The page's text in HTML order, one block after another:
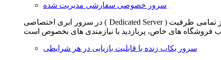
سرور خصوصی سفارشی مدیریت شده
در سرور ابری اختصاصی ( Dedicated Server ) این امکان برای مشترک فراهم می آید که از تمامی ظرفیت CPU و RAM به همراه سایر امکانات سخت افزاری به طور کامل و بدون به اشتراک گذاشتن با
سرور بکاپ زنده با قابلیت بازیابی در هر شرایطی